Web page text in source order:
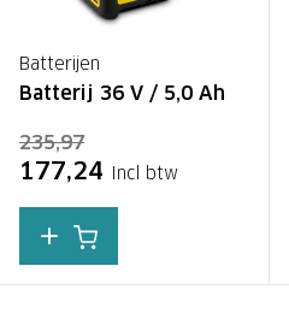
Batterijen
Batterij 36 V / 5,0 Ah
235,97
177,24 Incl btw